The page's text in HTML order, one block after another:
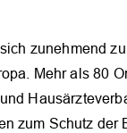
zunehmend
Mehr als 80
zum Schutz der